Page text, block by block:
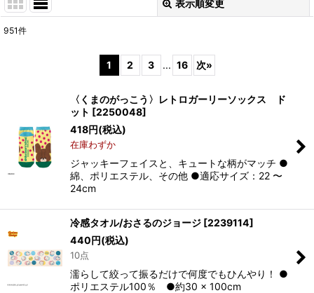
表示順変更
絞り込む
951件
1 2 3 ... 16 次»
〈くまのがっこう〉レトロガーリーソックス ド
ット [2250048]
418円(税込)
在庫わずか
ジャッキーフェイスと、キュートな柄がマッチ ●
綿、ポリエステル、その他 ●適応サイズ：22 〜
24cm
冷感タオル/おさるのジョージ [2239114]
440円(税込)
10点
濡らして絞って振るだけで何度でもひんやり！ ●
ポリエステル100％ ●約30 × 100cm